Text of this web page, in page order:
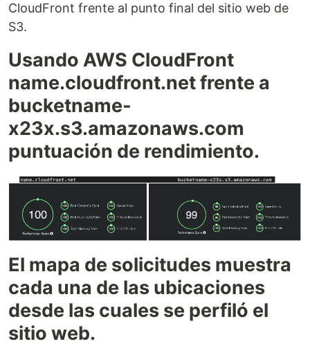
CloudFront frente al punto final del sitio web de
S3.
Usando AWS CloudFront
name.cloudfront.net frente a
bucketname-
x23x.s3.amazonaws.com
puntuación de rendimiento.
El mapa de solicitudes muestra
cada una de las ubicaciones
desde las cuales se perfiló el
sitio web.